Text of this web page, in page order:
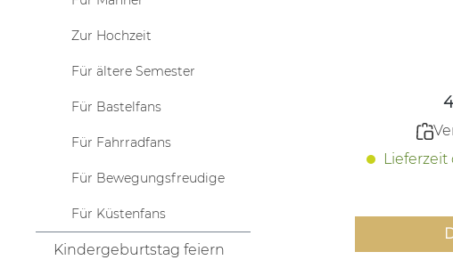
Zur Hochzeit
Für ältere Semester
Für Bastelfans
Für Fahrradfans
Für Bewegungsfreudige
Für Küstenfans
Kindergeburtstag feiern
Lieferzeit